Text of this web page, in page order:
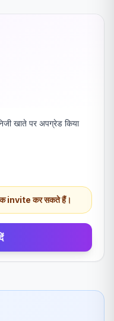
खाते पर अपग्रेड किया
invite कर सकते हैं।